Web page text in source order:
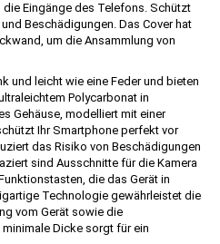
Eingänge des Telefons. Schützt
Beschädigungen. Das Cover hat
um die Ansammlung von
und leicht wie eine Feder und bieten
Polycarbonat in
Gehäuse, modelliert mit einer
Ihr Smartphone perfekt vor
das Risiko von Beschädigungen
sind Ausschnitte für die Kamera
die das Gerät in
Technologie gewährleistet die
vom Gerät sowie die
Dicke sorgt für ein